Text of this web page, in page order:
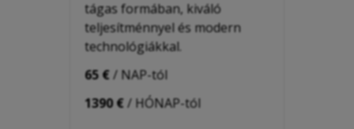
tágas formában, kiváló
teljesítménnyel és modern
technológiákkal.
65 €/ NAP-tól
1390 €/ HÓNAP-tól